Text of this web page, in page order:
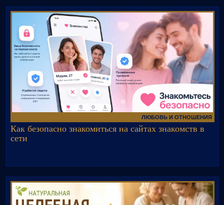
ЛЮБОВЬ И ОТНОШЕНИЯ
Как безопасно знакомиться на сайтах знакомств в
сети